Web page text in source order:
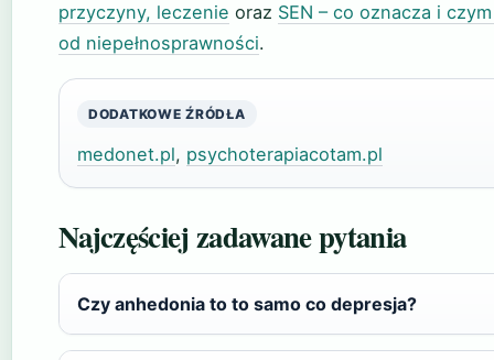
przyczyny, leczenie oraz SEN – co oznacza i
od niepełnosprawności.
DODATKOWE ŹRÓDŁA
medonet.pl, psychoterapiacotam.pl
Najczęściej zadawane pytania
Czy anhedonia to to samo co depresja?